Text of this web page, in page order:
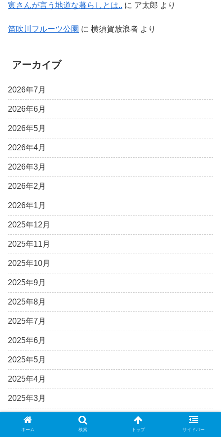
寅さんが言う地道な暮らしとは.. に ア太郎 より
笛吹川フルーツ公園 に 横須賀放浪者 より
アーカイブ
2026年7月
2026年6月
2026年5月
2026年4月
2026年3月
2026年2月
2026年1月
2025年12月
2025年11月
2025年10月
2025年9月
2025年8月
2025年7月
2025年6月
2025年5月
2025年4月
2025年3月
2025年2月
ホーム 検索 トップ サイドバー